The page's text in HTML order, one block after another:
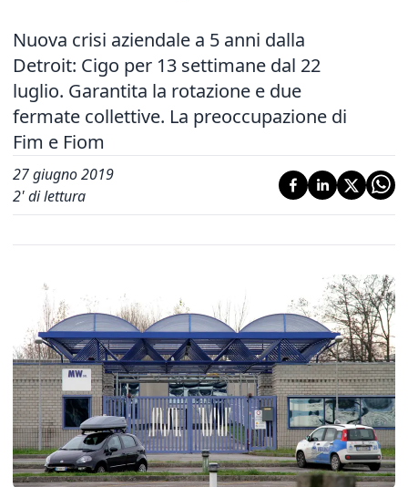
Nuova crisi aziendale a 5 anni dalla
Detroit: Cigo per 13 settimane dal 22
luglio. Garantita la rotazione e due
fermate collettive. La preoccupazione di
Fim e Fiom
27 giugno 2019
2' di lettura